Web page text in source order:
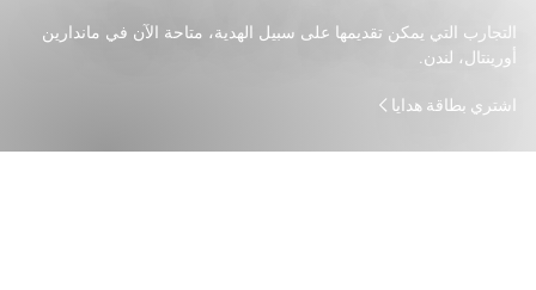
التجارب التي يمكن تقديمها على سبيل الهدية، متاحة الآن في ماندارين
أورينتال، لندن.
اشتري بطاقة هدايا